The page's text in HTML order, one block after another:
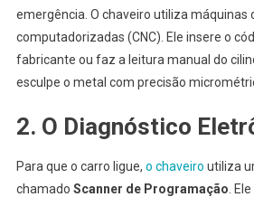
emergência. O chaveiro utiliza máquinas
computadorizadas (CNC). Ele insere o
fabricante ou faz a leitura manual do
esculpe o metal com precisão
2. O Diagnóstico
Para que o carro ligue, o chaveiro utiliza
chamado Scanner de Programação .